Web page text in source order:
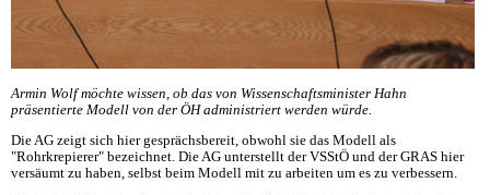
Armin Wolf möchte wissen, ob das von Wissenschaftsminister Hahn
präsentierte Modell von der ÖH administriert werden würde.
Die AG zeigt sich hier gesprächsbereit, obwohl sie das Modell als
"Rohrkrepierer" bezeichnet. Die AG unterstellt der VSStÖ und der GRAS hier
versäumt zu haben, selbst beim Modell mit zu arbeiten um es zu verbessern.